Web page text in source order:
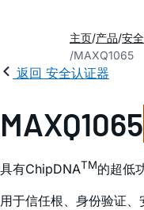
主页 产品 安
MAXQ1065
返回 安全认证器
MAXQ1065
具有ChipDNATM的超低
用于信任根、身份验证